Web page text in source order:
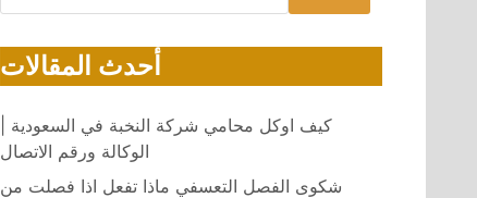
أحدث المقالات
كيف اوكل محامي شركة النخبة في السعودية |
الوكالة ورقم الاتصال
شكوى الفصل التعسفي ماذا تفعل اذا فصلت من